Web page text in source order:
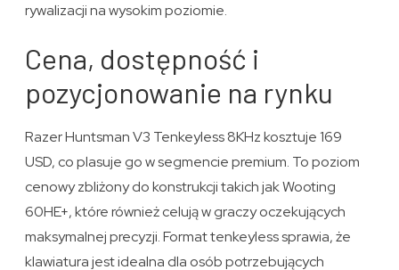
rywalizacji na wysokim poziomie.
Cena, dostępność i
pozycjonowanie na rynku
Razer Huntsman V3 Tenkeyless 8KHz kosztuje 169
USD, co plasuje go w segmencie premium. To poziom
cenowy zbliżony do konstrukcji takich jak Wooting
60HE+, które również celują w graczy oczekujących
maksymalnej precyzji. Format tenkeyless sprawia, że
klawiatura jest idealna dla osób potrzebujących